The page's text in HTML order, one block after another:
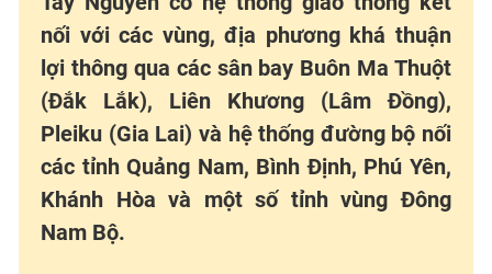
nối với các vùng, địa phương khá thuận
lợi thông qua các sân bay Buôn Ma Thuột
(Đắk Lắk), Liên Khương (Lâm Đồng),
Pleiku (Gia Lai) và hệ thống đường bộ nối
các tỉnh Quảng Nam, Bình Định, Phú Yên,
Khánh Hòa và một số tỉnh vùng Đông
Nam Bộ.